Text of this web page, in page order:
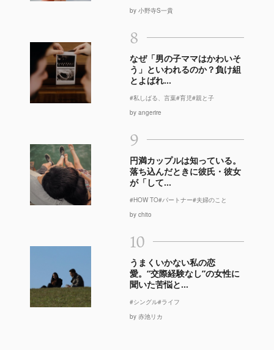
by 小野寺S一貴
8
なぜ「男の子ママはかわいそ
う」といわれるのか？負け組
とよばれ...
#私しばる、言葉#育児#親と子
by angerire
9
円満カップルは知っている。
落ち込んだときに彼氏・彼女
が「して...
#HOW TO#パートナー#夫婦のこと
by chito
10
うまくいかない私の恋
愛。“交際経験なし”の女性に
聞いた苦悩と...
#シングル#ライフ
by 赤池リカ